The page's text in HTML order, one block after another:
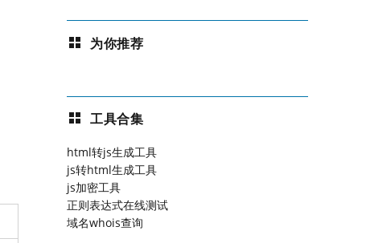
为你推荐
工具合集
html转js生成工具
js转html生成工具
js加密工具
正则表达式在线测试
域名whois查询